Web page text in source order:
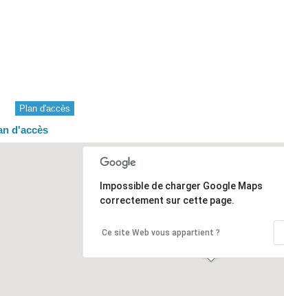
Plan d'accès
d'accès
Impossible de charger Google Maps
correctement sur cette page.
Ce site Web vous appartient ?